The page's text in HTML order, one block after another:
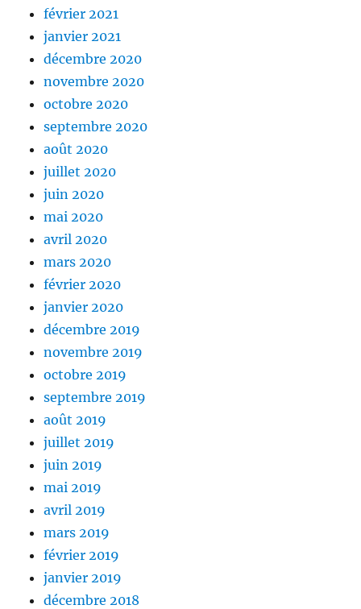
février 2021
janvier 2021
décembre 2020
novembre 2020
octobre 2020
septembre 2020
août 2020
juillet 2020
juin 2020
mai 2020
avril 2020
mars 2020
février 2020
janvier 2020
décembre 2019
novembre 2019
octobre 2019
septembre 2019
août 2019
juillet 2019
juin 2019
mai 2019
avril 2019
mars 2019
février 2019
janvier 2019
décembre 2018